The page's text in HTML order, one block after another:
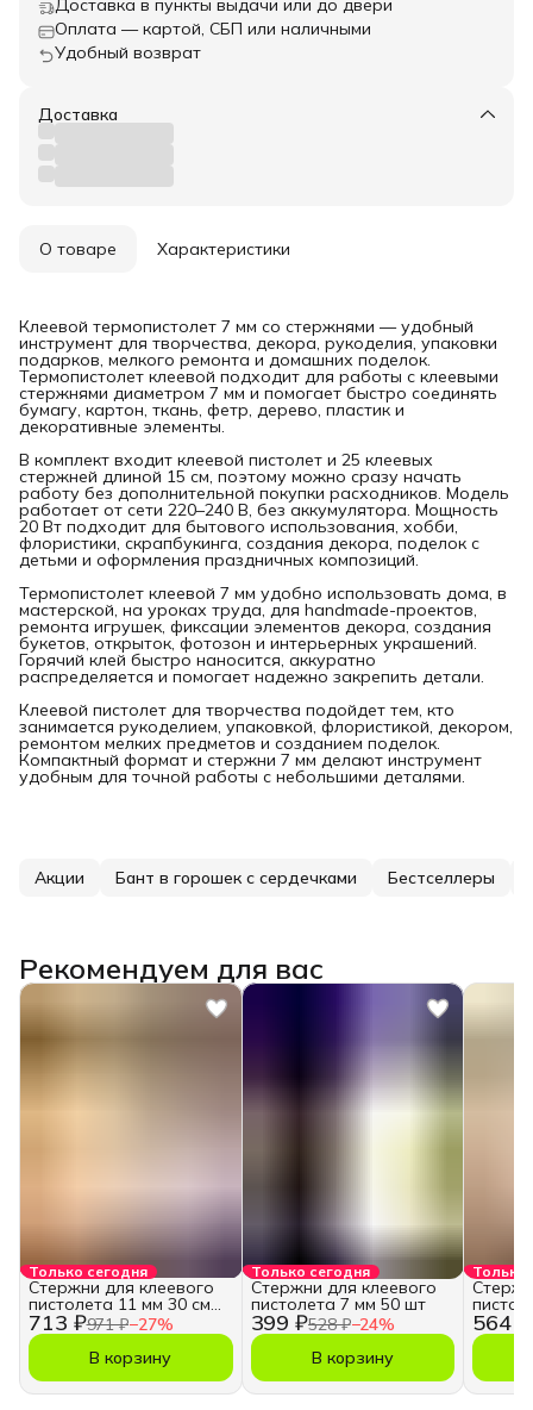
Доставка в пункты выдачи или до двери
Оплата — картой, СБП или наличными
Удобный возврат
Доставка
О товаре Характеристики
Клеевой термопистолет 7 мм со стержнями — удобный
инструмент для творчества, декора, рукоделия, упаковки
подарков, мелкого ремонта и домашних поделок.
Термопистолет клеевой подходит для работы с клеевыми
стержнями диаметром 7 мм и помогает быстро соединять
бумагу, картон, ткань, фетр, дерево, пластик и
декоративные элементы.
В комплект входит клеевой пистолет и 25 клеевых
стержней длиной 15 см, поэтому можно сразу начать
работу без дополнительной покупки расходников. Модель
работает от сети 220–240 В, без аккумулятора. Мощность
20 Вт подходит для бытового использования, хобби,
флористики, скрапбукинга, создания декора, поделок с
детьми и оформления праздничных композиций.
Термопистолет клеевой 7 мм удобно использовать дома, в
мастерской, на уроках труда, для handmade-проектов,
ремонта игрушек, фиксации элементов декора, создания
букетов, открыток, фотозон и интерьерных украшений.
Горячий клей быстро наносится, аккуратно
распределяется и помогает надежно закрепить детали.
Клеевой пистолет для творчества подойдет тем, кто
занимается рукоделием, упаковкой, флористикой, декором,
ремонтом мелких предметов и созданием поделок.
Компактный формат и стержни 7 мм делают инструмент
удобным для точной работы с небольшими деталями.
Акции Бант в горошек с сердечками Бестселлеры
Рекомендуем для вас
Только сегодня
713 ₽971 ₽−27%
Стержни для клеевого
пистолета 11 мм 30 см
50 шт
В корзину
Только сегодня
399 ₽528 ₽−24%
Стержни для клеевого
пистолета 7 мм 50 шт
В корзину
Только
564 ₽